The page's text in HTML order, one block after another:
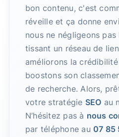
bon contenu, c'est
réveille et ça donne
nous ne négligeons pas
tissant un réseau de
améliorons la
boostons son
de recherche. Alors,
votre stratégie SEO au
N’hésitez pas à nous
par téléphone au 07 85